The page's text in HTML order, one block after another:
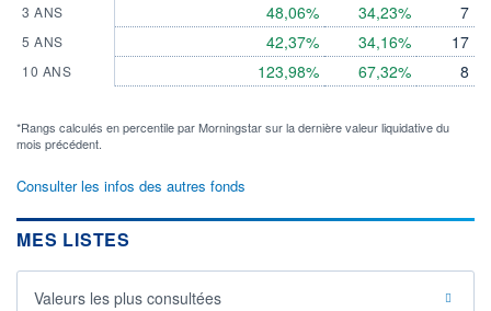
3 ANS
5 ANS
10 ANS
48,06%
42,37%
123,98%
34,23%
34,16%
67,32%
7
17
8
*Rangs calculés en percentile par Morningstar sur la dernière valeur liquidative du
mois précédent.
Consulter les infos des autres fonds
MES LISTES
Valeurs les plus consultées